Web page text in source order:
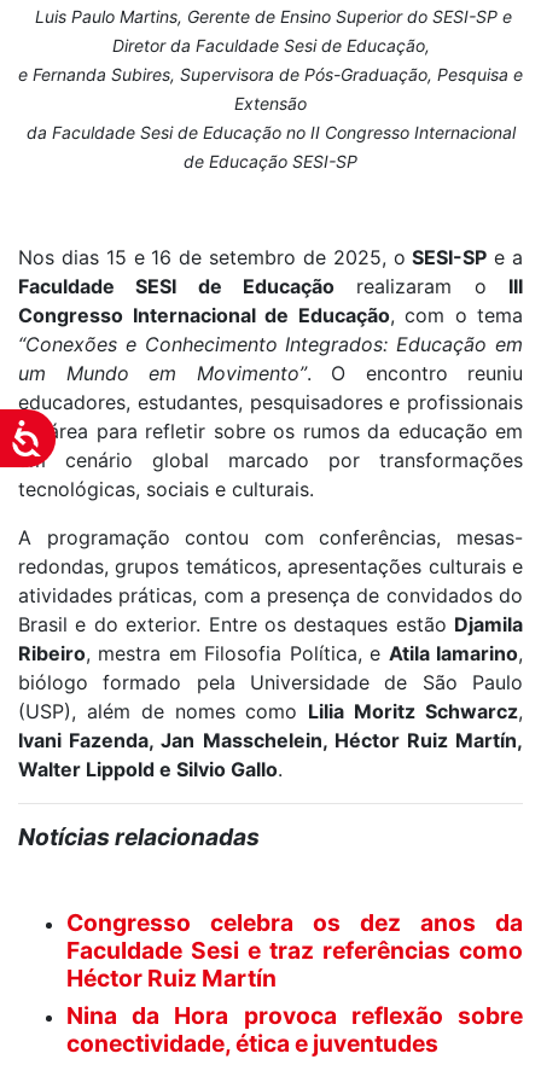
Acessibilidade
Luis Paulo Martins, Gerente de Ensino Superior do SESI-SP e
Diretor da Faculdade Sesi de Educação,
e Fernanda Subires, Supervisora de Pós-Graduação, Pesquisa e
Extensão
da Faculdade Sesi de Educação no II Congresso Internacional
de Educação SESI-SP
Nos dias 15 e 16 de setembro de 2025, oSESI-SP e a
Faculdade SESI de Educação realizaram o III
Congresso Internacional de Educação, com o tema
“Conexões e Conhecimento Integrados: Educação em
um Mundo em Movimento”. O encontro reuniu
educadores, estudantes, pesquisadores e profissionais
da área para refletir sobre os rumos da educação em
um cenário global marcado por transformações
tecnológicas, sociais e culturais.
A programação contou com conferências, mesas-
redondas, grupos temáticos, apresentações culturais e
atividades práticas, com a presença de convidados do
Brasil e do exterior. Entre os destaques estão Djamila
Ribeiro, mestra em Filosofia Política, e Atila Iamarino,
biólogo formado pela Universidade de São Paulo
(USP), além de nomes como Lilia Moritz Schwarcz,
Ivani Fazenda, Jan Masschelein, Héctor Ruiz Martín,
Walter Lippold e Silvio Gallo.
Notícias relacionadas
Congresso celebra os dez anos da
Faculdade Sesi e traz referências como
Héctor Ruiz Martín
Nina da Hora provoca reflexão sobre
conectividade, ética e juventudes